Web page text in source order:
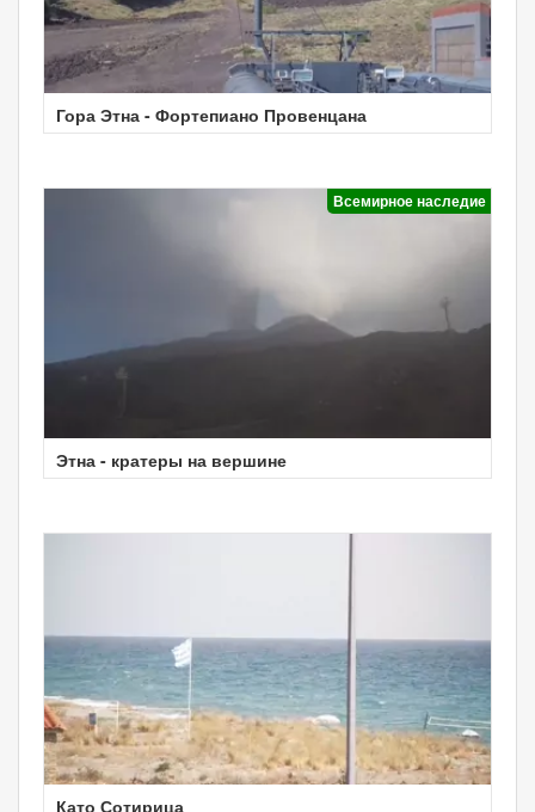
Гора Этна - Фортепиано Провенцана
Всемирное наследие
Этна - кратеры на вершине
Като Сотирица